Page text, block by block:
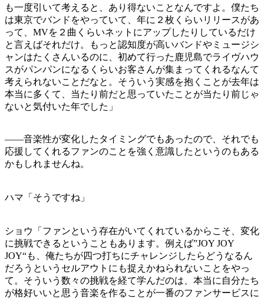
も一度引いて考えると、あり得ないことなんですよ。僕たち
は東京でバンドをやっていて、年に２枚くらいリリースがあ
って、MVを２曲くらいネットにアップしたりしているだけ
と言えばそれだけ。もっと認知度が高いバンドやミュージシ
ャンはたくさんいるのに、初めて行った鹿児島でライヴハウ
スがパンパンになるくらいお客さんが集まってくれるなんて
考えられないことだなと。そういう実感を抱くことが去年は
本当に多くて、当たり前だと思っていたことが当たり前じゃ
ないと気付いた年でした」
——音楽性が変化したタイミングでもあったので、それでも
応援してくれるファンのことを強く意識したというのもある
かもしれませんね。
ハマ「そうですね」
ショウ「ファンという存在がいてくれているからこそ、変化
に挑戦できるということもあります。例えば”JOY JOY
JOY“も、俺たちが四つ打ちにチャレンジしたらどうなるん
だろうというセルアウトにも捉えかねられないことをやっ
て。そういう数々の挑戦を経て学んだのは、本当に自分たち
が格好いいと思う音楽を作ることが一番のファンサービスに